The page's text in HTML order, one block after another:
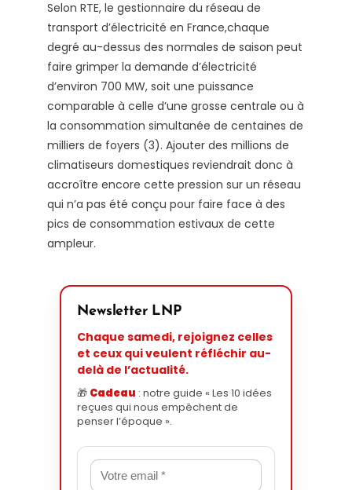
Selon RTE, le gestionnaire du réseau de
transport d’électricité en France,chaque
degré au-dessus des normales de saison peut
faire grimper la demande d’électricité
d’environ 700 MW, soit une puissance
comparable à celle d’une grosse centrale ou à
la consommation simultanée de centaines de
milliers de foyers (3). Ajouter des millions de
climatiseurs domestiques reviendrait donc à
accroître encore cette pression sur un réseau
qui n’a pas été conçu pour faire face à des
pics de consommation estivaux de cette
ampleur.
Newsletter LNP
Chaque samedi, rejoignez celles
et ceux qui veulent réfléchir au-
delà de l’actualité.
🎁 Cadeau : notre guide « Les 10 idées
reçues qui nous empêchent de
penser l’époque ».